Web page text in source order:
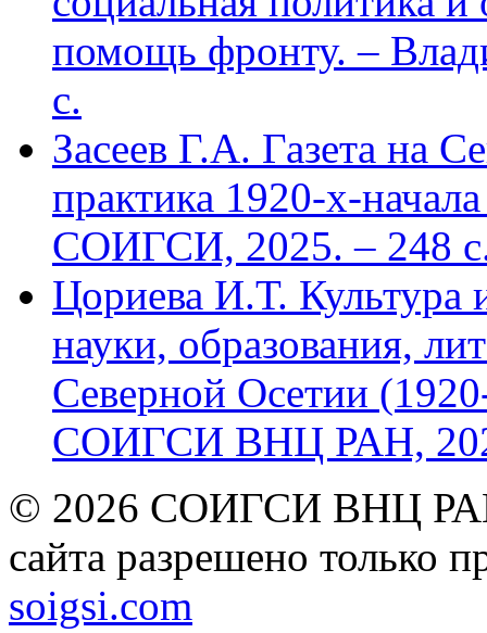
помощь фронту. –
с.
Засеев Г.А. Газета на
практика 1920-х-
СОИГСИ, 2025. – 248
Цориева И.Т. Культура
науки, образования,
Северной Осетии
СОИГСИ ВНЦ РАН,
© 2026 СОИГСИ ВНЦ РАН
сайта разрешено только
soigsi.com